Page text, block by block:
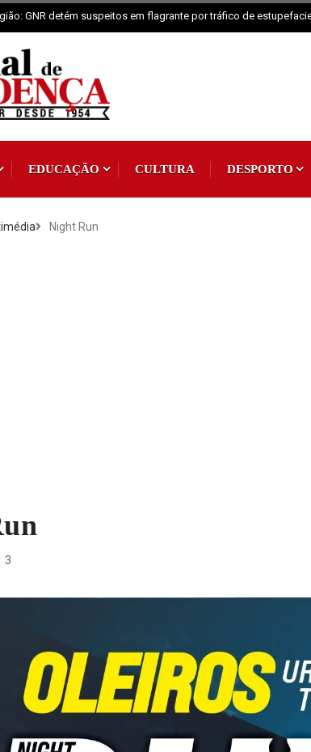
Proença-a-Nova: Paróquia vai celebrar Padroeira
EDUCAÇÃO CULTURA DESPORTO
Night Run
3